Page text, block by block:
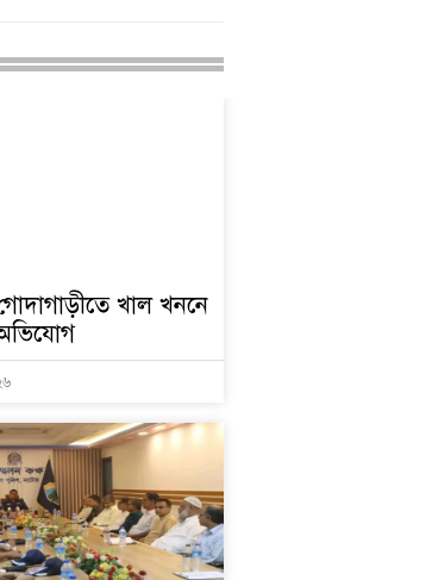
খাল খননে